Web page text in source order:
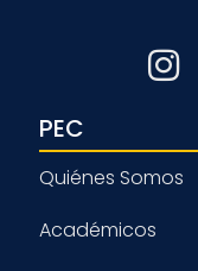
PEC
Quiénes Somos
Académicos